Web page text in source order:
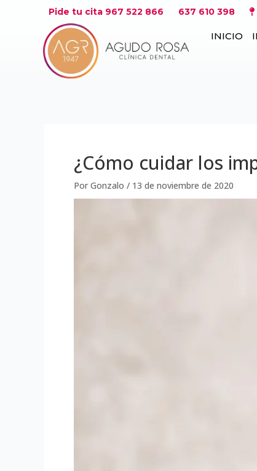
contenido
Pide tu cita 967 522 866 637 610 398
INICIO
¿Cómo cuidar los
Por Gonzalo / 13 de noviembre de 2020
Navegación
entradas